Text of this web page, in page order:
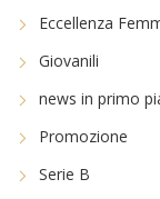
Eccellenza
Giovanili
news in primo
Promozione
Serie B